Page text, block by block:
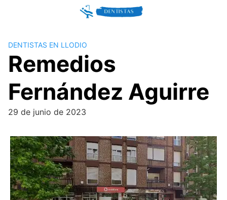
DENTISTAS EN LLODIO
Remedios
Fernández Aguirre
29 de junio de 2023